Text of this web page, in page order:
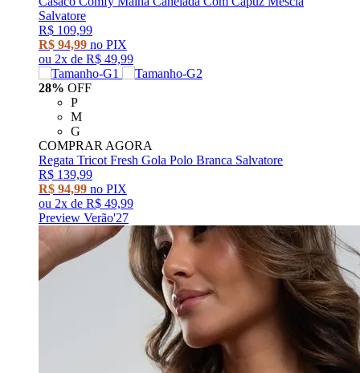
Salvatore
R$ 109,99
R$ 94,99 no PIX
ou 2x de R$ 49,99
28% OFF
P
M
G
COMPRAR AGORA
Regata Tricot Fresh Gola Polo Branca Salvatore
R$ 139,99
R$ 94,99 no PIX
ou 2x de R$ 49,99
Preview Verão'27